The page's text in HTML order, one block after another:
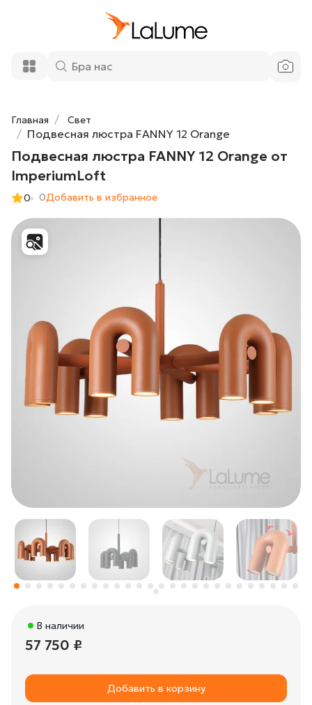
Главная Свет
Подвесная люстра FANNY 12 Orange
Подвесная люстра FANNY 12 Orange от
ImperiumLoft
0 0Добавить в избранное
В наличии
57 750 ₽
Добавить в корзину
ImperiumLoft